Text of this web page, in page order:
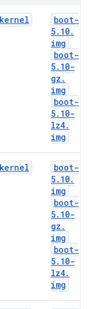
kernel
boot-
5. 10.
img
boot-
5. 10-
gz .
img
boot-
5. 10-
lz4.
img
kernel
boot-
5. 10.
img
boot-
5. 10-
gz .
img
boot-
5. 10-
lz4.
img